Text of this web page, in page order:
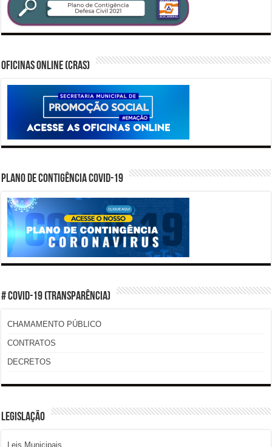
Oficinas Online (CRAS)
PLANO DE CONTIGÊNCIA COVID-19
# COVID-19 (TRANSPARÊNCIA)
CHAMAMENTO PÚBLICO
CONTRATOS
DECRETOS
LEGISLAÇÃO
Leis Municipais